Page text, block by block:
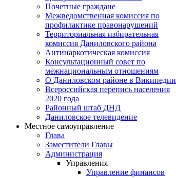
Почетные граждане
Межведомственная комиссия по
профилактике правонарушений
Территориальная избирательная
комиссия Даниловского района
Антинаркотическая комиссия
Консультационный совет по
межнациональным отношениям
О Даниловском районе в Википедии
Всероссийская перепись населения
2020 года
Районный штаб ДНД
Даниловское телевидение
Местное самоуправление
Глава
Заместители Главы
Администрация
Управления
Управление финансов